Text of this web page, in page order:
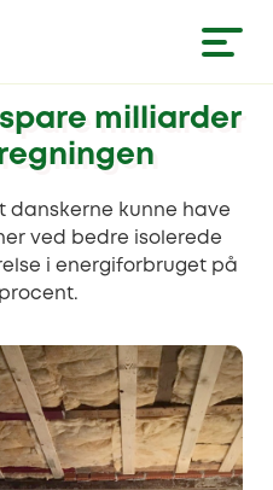
milliarder
danskerne kunne have
ved bedre isolerede
i energiforbruget på